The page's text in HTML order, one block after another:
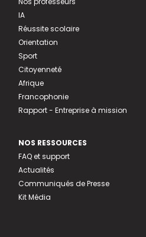
IA
Réussite scolaire
Orientation
Sport
Citoyenneté
Afrique
Francophonie
Rapport - Entreprise à mission
NOS RESSOURCES
FAQ et support
Actualités
Communiqués de Presse
Kit Média